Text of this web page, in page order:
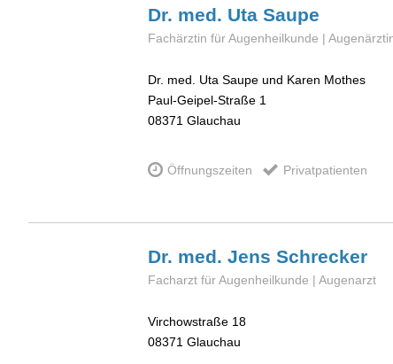
Dr. med. Uta Saupe
Fachärztin für Augenheilkunde |
Dr. med. Uta Saupe und Karen Mothes
Paul-Geipel-Straße 1
08371 Glauchau
Öffnungszeiten Privatpatienten
Dr. med. Jens Schrecker
Facharzt für Augenheilkunde | Augenarzt
Virchowstraße 18
08371 Glauchau